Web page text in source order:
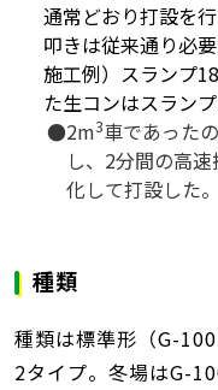
通常どおり打設を
叩きは従来通り必要
施工例）スランプ
た生コンはスラン
2m3車であった
し、2分間の高
化して打設した。
種類
種類は標準形（G-
2タイプ。冬場はG-